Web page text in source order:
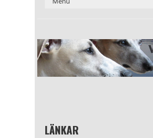
LÄNKAR